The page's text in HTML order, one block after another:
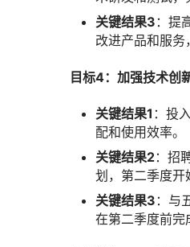
关键结果3 ：提
改进产品和服务
目标4：加强技术创
关键结果1 ：投
配和使用效率。
关键结果2：招
划，第二季度开
关键结果3 ：与
在第二季度前完